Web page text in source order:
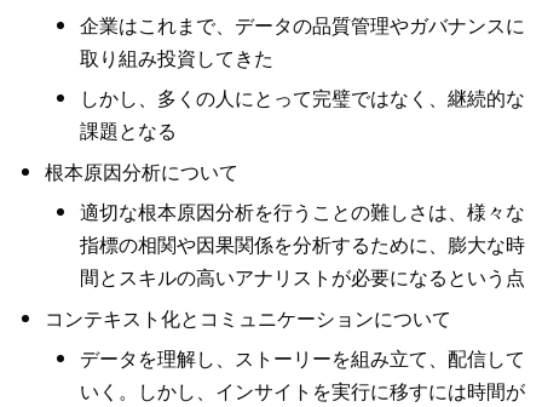
企業はこれまで、データの品質管理やガバナンスに
取り組み投資してきた
しかし、多くの人にとって完璧ではなく、継続的な
課題となる
根本原因分析について
適切な根本原因分析を行うことの難しさは、様々な
指標の相関や因果関係を分析するために、膨大な時
間とスキルの高いアナリストが必要になるという点
コンテキスト化とコミュニケーションについて
データを理解し、ストーリーを組み立て、配信して
いく。しかし、インサイトを実行に移すには時間が